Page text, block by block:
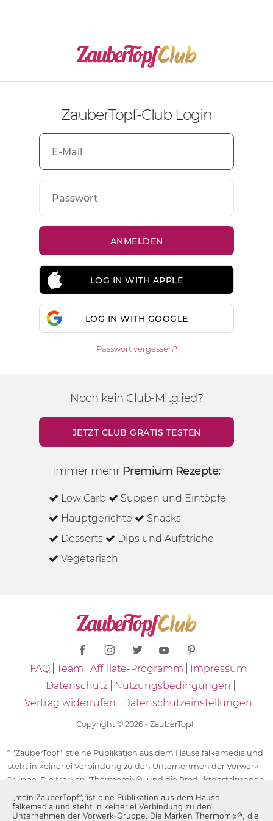
ZauberTopf-Club Login
LOG IN WITH APPLE
LOG IN WITH GOOGLE
Passwort vergessen?
Noch kein Club-Mitglied?
JETZT CLUB GRATIS TESTEN
Immer mehr Premium Rezepte:
Low Carb
Suppen und Eintöpfe
Hauptgerichte
Snacks
Desserts
Dips und Aufstriche
Vegetarisch
FAQ Team Affiliate-Programm
Impressum
Datenschutz
Nutzungsbedingungen
Vertrag widerrufen
Datenschutzeinstellungen
Copyright © 2026 - ZauberTopf
* "ZauberTopf" ist eine Publikation aus dem Hause falkemedia und
steht in keinerlei Verbindung zu den Unternehmen der Vorwerk-
Gruppe. Die Marken "Thermomix®" und die Produktgestaltungen
des "Thermomix®" sind eingetragene Marken der Unternehmen
der Vorwerk-Gruppe. Die Marken Thermomix®, die Zeichen TM5®,
„mein ZauberTopf”; ist eine Publikation aus dem Hause
falkemedia und steht in keinerlei Verbindung zu den
Unternehmen der Vorwerk-Gruppe. Die Marken Thermomix®, die